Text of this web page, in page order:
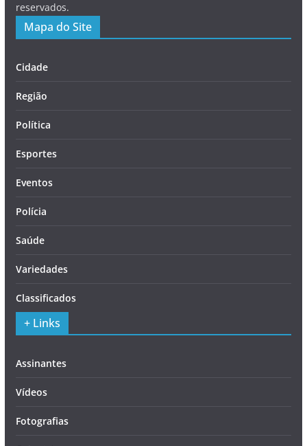
reservados.
Mapa do Site
Cidade
Região
Política
Esportes
Eventos
Polícia
Saúde
Variedades
Classificados
+ Links
Assinantes
Vídeos
Fotografias